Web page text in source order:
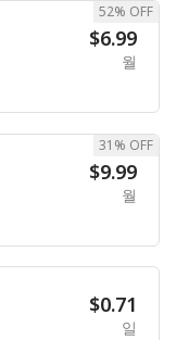
$6.99
월
52% OFF
$9.99
월
31% OFF
$0.71
일